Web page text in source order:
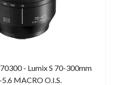
- Lumix S 70-300mm
MACRO O.I.S.